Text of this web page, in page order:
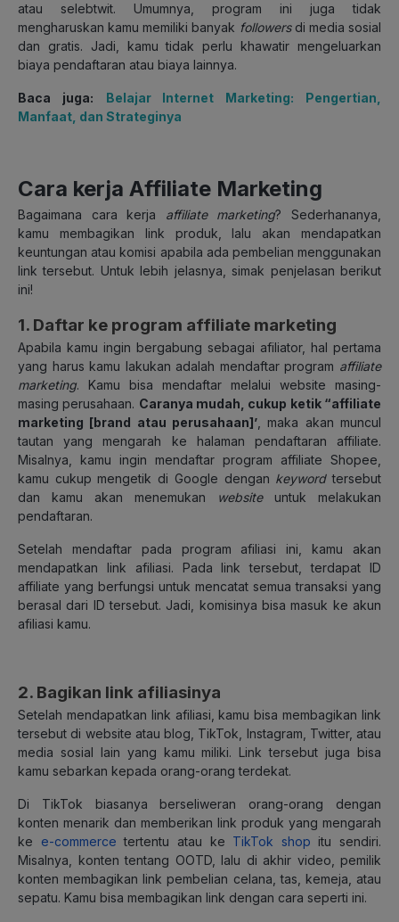
atau selebtwit. Umumnya, program ini juga tidak
mengharuskan kamu memiliki banyak followersdi media sosial
dan gratis. Jadi, kamu tidak perlu khawatir mengeluarkan
biaya pendaftaran atau biaya lainnya.
Baca juga:
Belajar Internet Marketing: Pengertian,
Manfaat, dan Strateginya
Cara kerja Affiliate Marketing
Bagaimana cara kerja affiliate marketing? Sederhananya,
kamu membagikan link produk, lalu akan mendapatkan
keuntungan atau komisi apabila ada pembelian menggunakan
link tersebut. Untuk lebih jelasnya, simak penjelasan berikut
ini!
1. Daftar ke program affiliate marketing
Apabila kamu ingin bergabung sebagai afiliator, hal pertama
yang harus kamu lakukan adalah mendaftar program affiliate
marketing. Kamu bisa mendaftar melalui website masing-
masing perusahaan. Caranya mudah, cukup ketik “affiliate
marketing [brand atau perusahaan]’ , maka akan muncul
tautan yang mengarah ke halaman pendaftaran affiliate.
Misalnya, kamu ingin mendaftar program affiliate Shopee,
kamu cukup mengetik di Google dengan keywordtersebut
dan kamu akan menemukan
websiteuntuk melakukan
pendaftaran.
Setelah mendaftar pada program afiliasi ini, kamu akan
mendapatkan link afiliasi. Pada link tersebut, terdapat ID
affiliate yang berfungsi untuk mencatat semua transaksi yang
berasal dari ID tersebut. Jadi, komisinya bisa masuk ke akun
afiliasi kamu.
2. Bagikan link afiliasinya
Setelah mendapatkan link afiliasi, kamu bisa membagikan link
tersebut di website atau blog, TikTok, Instagram, Twitter, atau
media sosial lain yang kamu miliki. Link tersebut juga bisa
kamu sebarkan kepada orang-orang terdekat.
Di TikTok biasanya berseliweran orang-orang dengan
konten menarik dan memberikan link produk yang mengarah
ke
e-commerce tertentu atau ke TikTok shop itu sendiri.
Misalnya, konten tentang OOTD, lalu di akhir video, pemilik
konten membagikan link pembelian celana, tas, kemeja, atau
sepatu. Kamu bisa membagikan link dengan cara seperti ini.